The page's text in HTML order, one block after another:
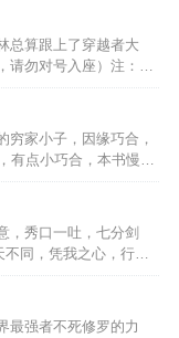
总算跟上了穿越者大
请勿对号入座）注：此
穷家小子，因缘巧合，
有点小巧合，本书慢热
，秀口一吐，七分剑
同，凭我之心，行我
最强者不死修罗的力